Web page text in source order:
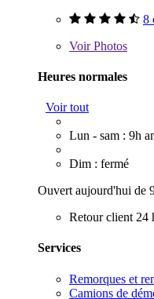
8
VoirPhotos
Heures normales
Voir tout
Lun - sam : 9h
Dim : fermé
Ouvert aujourd'hui de
Retour client 24
Services
Remorques et
Camions de